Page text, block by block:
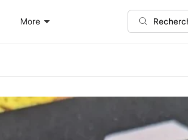
More